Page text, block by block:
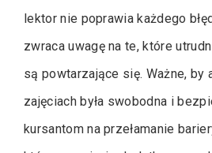
lektor nie poprawia każdego
zwraca uwagę na te, które
są powtarzające się. Ważne, by
zajęciach była swobodna i
kursantom na przełamanie